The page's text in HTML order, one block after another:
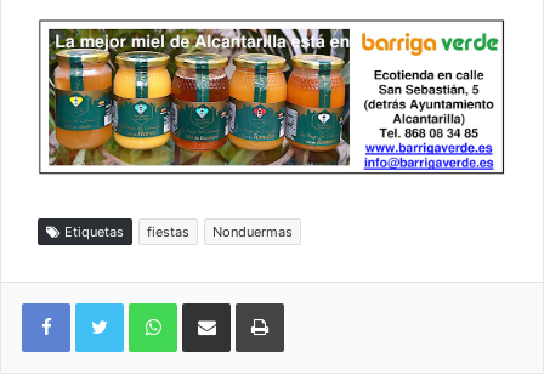
Etiquetas fiestas Nonduermas
WhatsAppCompartir por correo electrónicoImprimir